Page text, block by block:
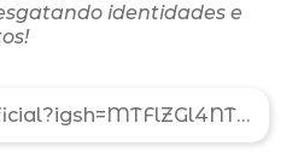
identidades e
@leagalvaooficial?igsh=MTFlZGl4NTE2bjE5MA==